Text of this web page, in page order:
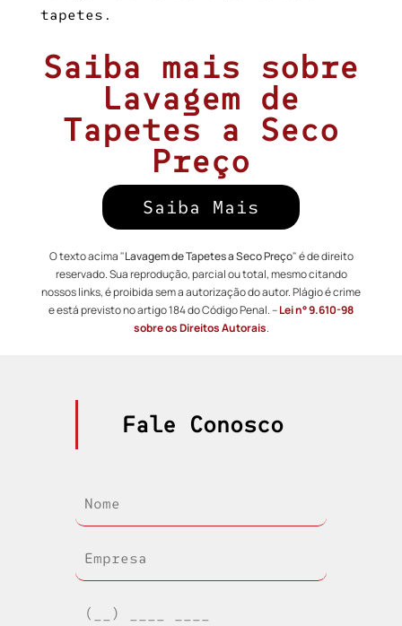
tapetes.
Saiba mais sobre
Lavagem de
Tapetes a Seco
Preço
Saiba Mais
O texto acima "Lavagem de Tapetes a Seco Preço" é de direito
reservado. Sua reprodução, parcial ou total, mesmo citando
nossos links, é proibida sem a autorização do autor. Plágio é crime
e está previsto no artigo 184 do Código Penal. –Lei n° 9.610-98
sobre os Direitos Autorais.
Fale Conosco